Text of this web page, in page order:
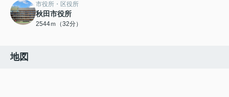
市役所・区役所
秋田市役所
2544ｍ（32分）
地図